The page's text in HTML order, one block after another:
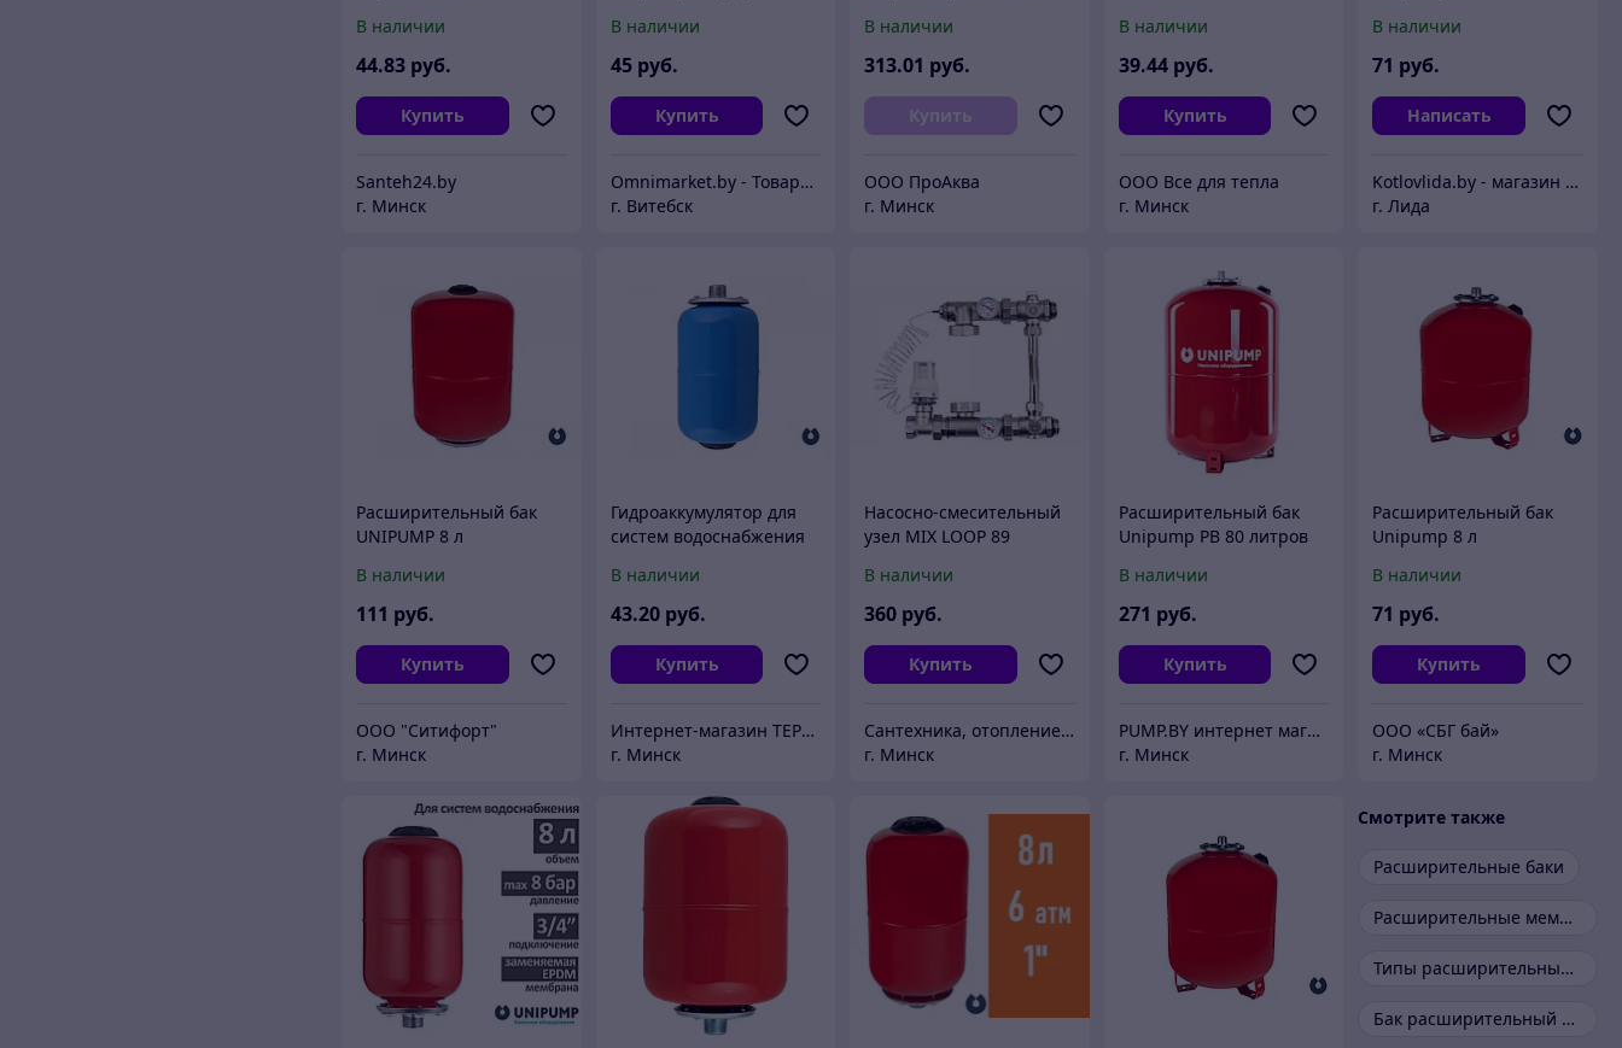
л.)
В наличии
44.83 руб.
Купить
Santeh24.by
г. Минск
систем отопления,
Россия
В наличии
45 руб.
Купить
Omnimarket.by - Товары для дома и стройки с доставкой по Беларуси
г. Витебск
водоснабжения
В наличии
313.01 руб.
Купить
ООО ПроАква
г. Минск
В наличии
39.44 руб.
Купить
ООО Все для тепла
г. Минск
В наличии
71 руб.
Написать
Kotlovlida.by - магазин отопительной техники.
г. Лида
Расширительный бак
UNIPUMP 8 л
В наличии
111 руб.
Купить
ООО "Ситифорт"
г. Минск
Гидроаккумулятор для
систем водоснабжения
вертикальный
В наличии
43.20 руб.
Купить
Интернет-магазин TEPLOLAB.BY / ООО "Лаборатория тепла"
г. Минск
Насосно-смесительный
узел MIX LOOP 89
В наличии
360 руб.
Купить
Сантехника, отопление "Santon.by"
г. Минск
Расширительный бак
Unipump РВ 80 литров
В наличии
271 руб.
Купить
PUMP.BY интернет магазин насосов
г. Минск
Расширительный бак
Unipump 8 л
В наличии
71 руб.
Купить
ООО «СБГ бай»
г. Минск
Смотрите также
Расширительные баки
Расширительные мембранные баки
Типы расширительных баков
Бак расширительный открытого типа